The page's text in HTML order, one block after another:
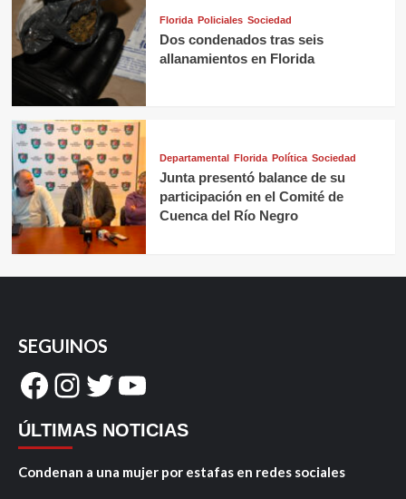
Florida Policiales Sociedad
Dos condenados tras seis
allanamientos en Florida
Departamental Florida Política Sociedad
Junta presentó balance de su
participación en el Comité de
Cuenca del Río Negro
SEGUINOS
Facebook
Instagram
Twitter
YouTube
ÚLTIMAS NOTICIAS
Condenan a una mujer por estafas en redes sociales